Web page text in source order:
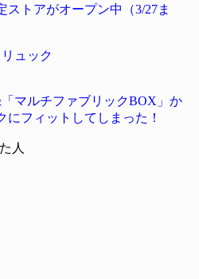
ストアがオープン中（3/27ま
ュック
マルチファブリックBOX」か
にフィットしてしまった！